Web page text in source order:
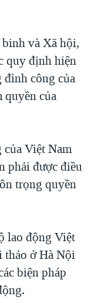
SÂM
THÔN MỸ
và Xã hội,
quy định hiện
công của
quyền của
Việt Nam
phải được điều
trọng quyền
lao động Việt
thảo ở Hà Nội
biện pháp